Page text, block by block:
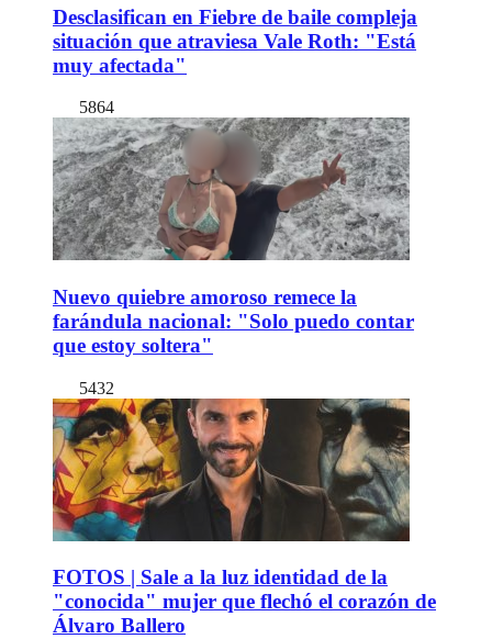
Desclasifican en Fiebre de baile compleja
situación que atraviesa Vale Roth: "Está
muy afectada"
5864
Nuevo quiebre amoroso remece la
farándula nacional: "Solo puedo contar
que estoy soltera"
5432
FOTOS | Sale a la luz identidad de la
"conocida" mujer que flechó el corazón de
Álvaro Ballero